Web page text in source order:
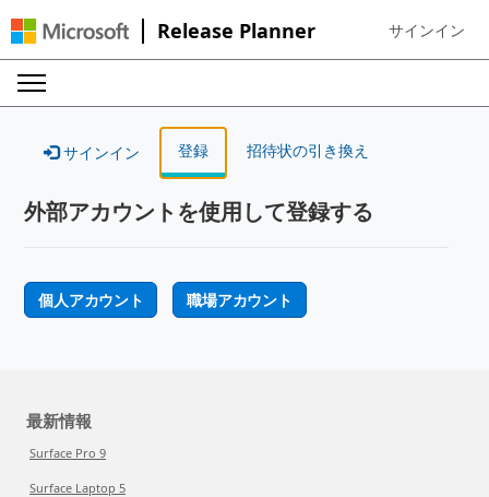
Release Planner Sign in to
サインイン
サインイン 登録 招待状の引き換え
外部アカウントを使用して登録する
個人アカウント 職場アカウント
最新情報
Surface Pro 9
Surface Laptop 5